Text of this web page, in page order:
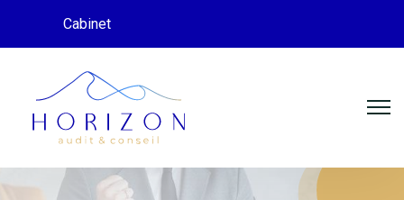
Cabinet